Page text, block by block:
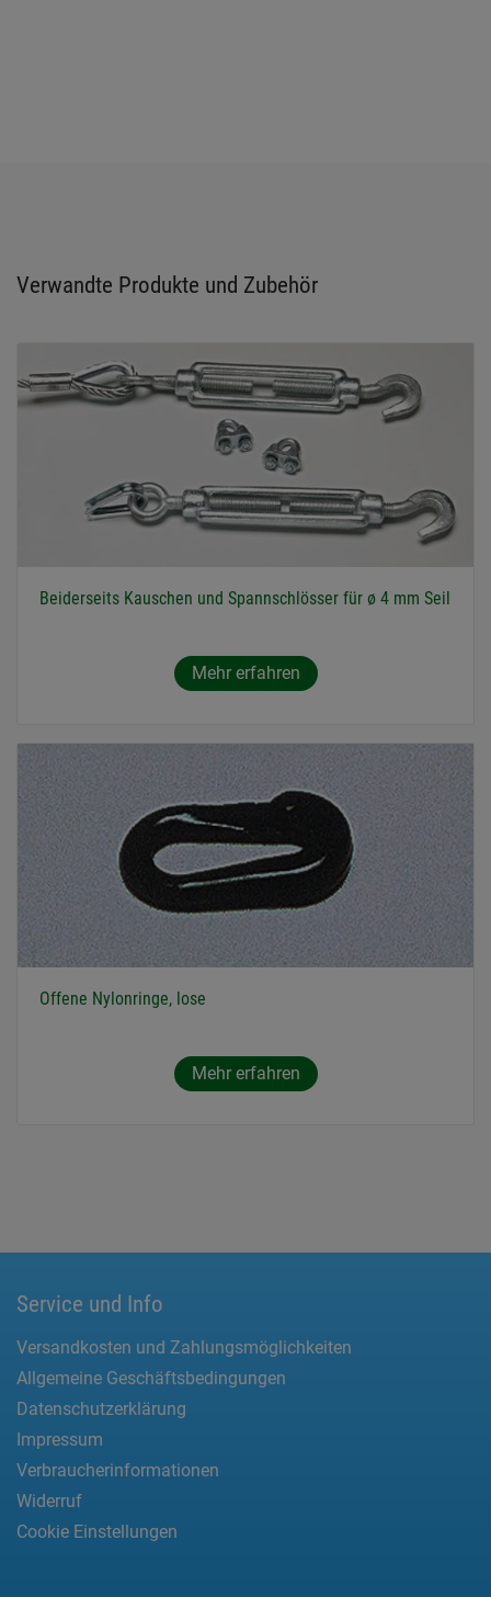
Verwandte Produkte und Zubehör
Beiderseits Kauschen und Spannschlösser für ø 4 mm Seil
Mehr erfahren
Offene Nylonringe, lose
Mehr erfahren
Service und Info
Versandkosten und Zahlungsmöglichkeiten
Allgemeine Geschäftsbedingungen
Datenschutzerklärung
Impressum
Verbraucherinformationen
Widerruf
Cookie Einstellungen